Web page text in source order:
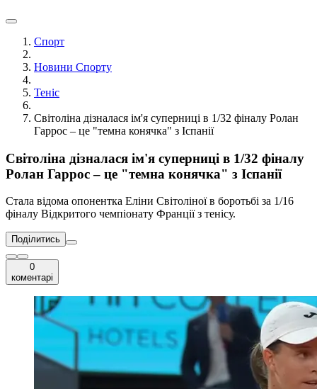
Спорт
Новини Спорту
Теніс
Світоліна дізналася ім'я суперниці в 1/32 фіналу Ролан
Гаррос – це "темна конячка" з Іспанії
Світоліна дізналася ім'я суперниці в 1/32 фіналу
Ролан Гаррос – це "темна конячка" з Іспанії
Стала відома опонентка Еліни Світоліної в боротьбі за 1/16
фіналу Відкритого чемпіонату Франції з тенісу.
Поділитись
0
коментарі